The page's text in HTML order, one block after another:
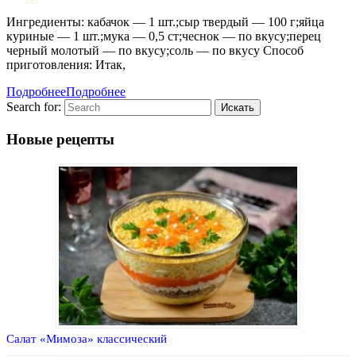
Ингредиенты: кабачок — 1 шт.;сыр твердый — 100 г;яйца
куриные — 1 шт.;мука — 0,5 ст;чеснок — по вкусу;перец
черный молотый — по вкусу;соль — по вкусу Способ
приготовления: Итак,
ПодробнееПодробнее
Search for:
Новые рецепты
Салат «Мимоза» классический